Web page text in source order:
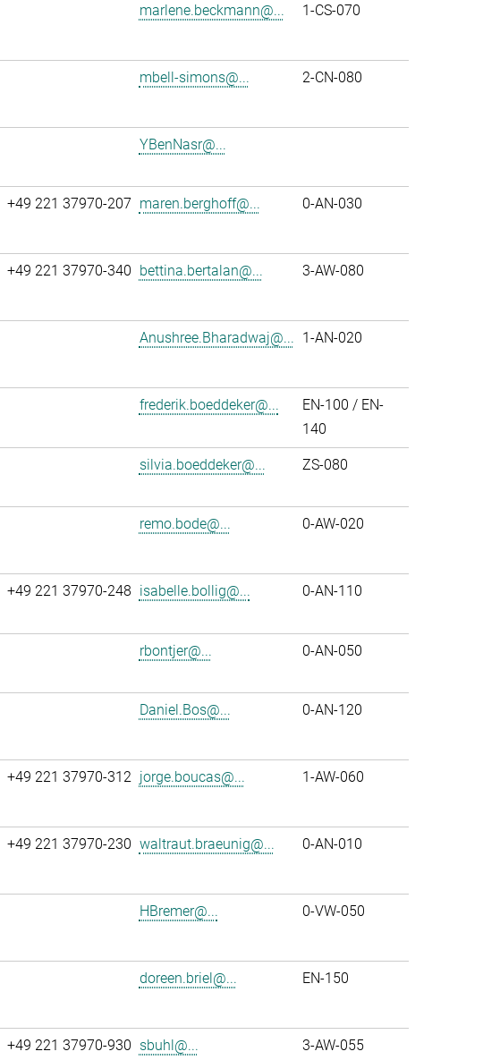
marlene.beckmann@... 1-CS-070
mbell-simons@... 2-CN-080
YBenNasr@...
+49 221 37970-207 maren.berghoff@... 0-AN-030
+49 221 37970-340 bettina.bertalan@... 3-AW-080
Anushree.Bharadwaj@... 1-AN-020
frederik.boeddeker@...
EN-100 / EN-
140
silvia.boeddeker@... ZS-080
remo.bode@... 0-AW-020
+49 221 37970-248 isabelle.bollig@... 0-AN-110
rbontjer@... 0-AN-050
Daniel.Bos@... 0-AN-120
+49 221 37970-312 jorge.boucas@... 1-AW-060
+49 221 37970-230 waltraut.braeunig@... 0-AN-010
HBremer@... 0-VW-050
doreen.briel@... EN-150
+49 221 37970-930 sbuhl@... 3-AW-055